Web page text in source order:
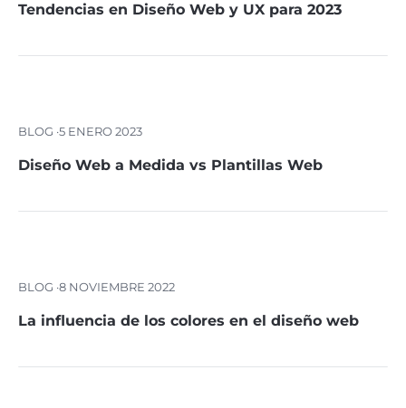
Tendencias en Diseño Web y UX para 2023
BLOG ·5 ENERO 2023
Diseño Web a Medida vs Plantillas Web
BLOG ·8 NOVIEMBRE 2022
La influencia de los colores en el diseño web